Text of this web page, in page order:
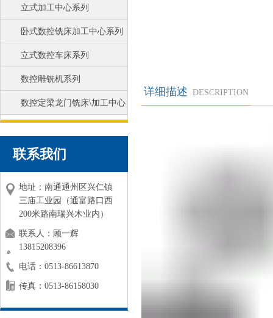
立式加工中心系列
卧式数控铣床加工中心系列
立式数控车床系列
数控雕铣机系列
数控定梁龙门铣床\加工中心
联系我们
地址：南通通州区兴仁镇
三庙工业园（通富路口西
200米路南瑞兴木业内）
联系人：顾一辉
13815208396
电话：0513-86613870
传真：0513-86158030
详细描述 DESCRIPTION